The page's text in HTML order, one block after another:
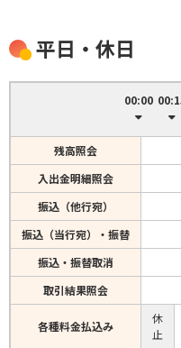
平日・休日
00:00
残高照会
入出金明細照会
振込（他行宛）
振込（当行宛）・振替
振込・振替取消
取引結果照会
各種料金払込み
休
止